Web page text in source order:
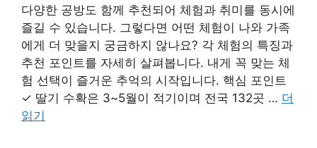
다양한 공방도 함께 추천되어 체험과 취미를 동시에
즐길 수 있습니다. 그렇다면 어떤 체험이 나와 가족
에게 더 맞을지 궁금하지 않나요? 각 체험의 특징과
추천 포인트를 자세히 살펴봅니다. 내게 꼭 맞는 체
험 선택이 즐거운 추억의 시작입니다. 핵심 포인트
✓ 딸기 수확은 3~5월이 적기이며 전국 132곳 … 더
읽기